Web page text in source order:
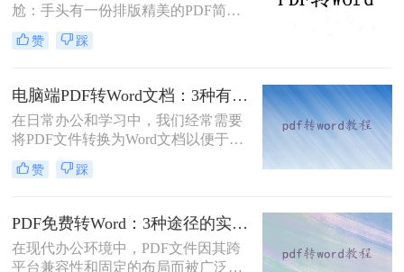
依然无法解决。
尬：手头有一份排版精美的PDF简
历，但招聘系统只允许上传Word格
式，或者HR希望能直接在简历上修
怎么转word简历的技巧就显得至关重
要。直接复制粘贴不仅会打乱排版，
还可能丢失关键信息。
赞 踩
电脑端PDF转Word文档：3种有效方法的具体操作步骤！
在日常办公和学习中，我们经常需要
将PDF文件转换为Word文档以便于编
辑和修改。那么电脑上pdf怎么转换成
word文档呢？本文将介绍三种将PDF
完成PDF到Word的转换。
赞 踩
PDF免费转Word：3种途径的实际费用、限制和效果对比！
在现代办公环境中，PDF文件因其跨
平台兼容性和固定的布局而被广泛使